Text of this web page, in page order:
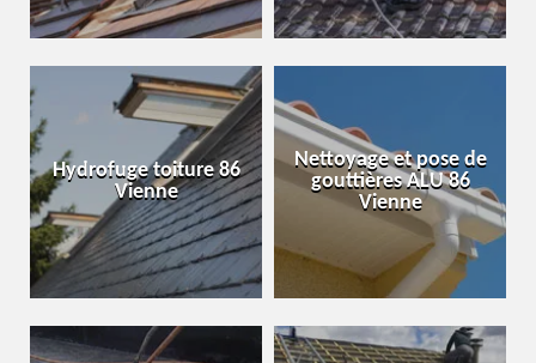
Hydrofuge toiture 86
Vienne
Nettoyage et pose de
gouttières ALU 86
Vienne